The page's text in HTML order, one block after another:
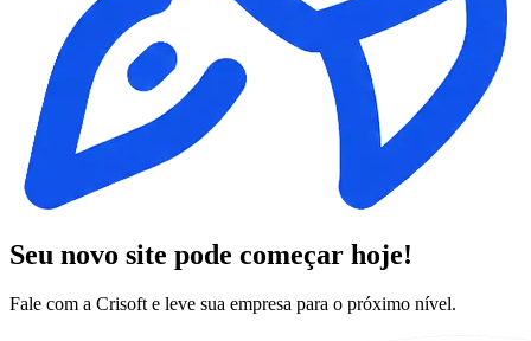
Seu novo site pode começar hoje!
Fale com a Crisoft e leve sua empresa para o próximo nível.